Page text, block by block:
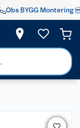
Obs BYGG Montering